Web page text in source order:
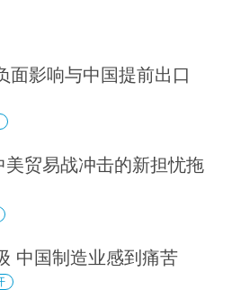
面影响与中国提前出口
贸易战冲击的新担忧拖
中国制造业感到痛苦